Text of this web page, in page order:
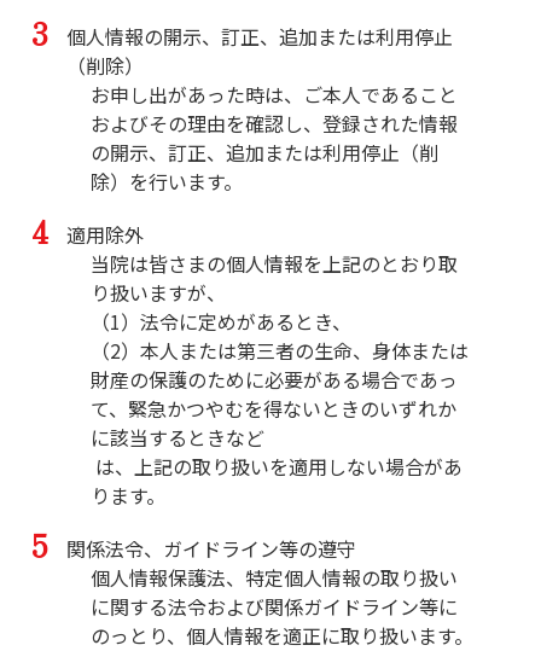
個人情報の開示、訂正、追加または利用停止
（削除）
お申し出があった時は、ご本人であること
およびその理由を確認し、登録された情報
の開示、訂正、追加または利用停止（削
除）を行います。
適用除外
当院は皆さまの個人情報を上記のとおり取
り扱いますが、
（1）法令に定めがあるとき、
（2）本人または第三者の生命、身体または
財産の保護のために必要がある場合であっ
て、緊急かつやむを得ないときのいずれか
に該当するときなど
ります。
関係法令、ガイドライン等の遵守
個人情報保護法、特定個人情報の取り扱い
に関する法令および関係ガイドライン等に
のっとり、個人情報を適正に取り扱います。